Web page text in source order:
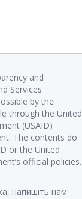
and
Services
by the
through the United
(USAID)
The contents do
or the United
official policies.
напишіть нам: